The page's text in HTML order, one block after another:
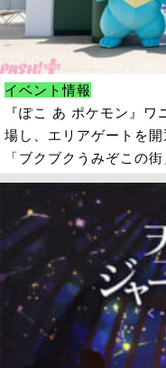
イベント情報
『ぽこ あ ポケモン』
場し、エリアゲートを
「ブクブクうみぞこの